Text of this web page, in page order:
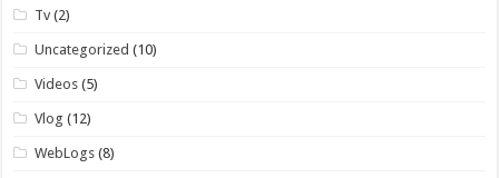
Tv (2)
Uncategorized (10)
Videos (5)
Vlog (12)
WebLogs (8)